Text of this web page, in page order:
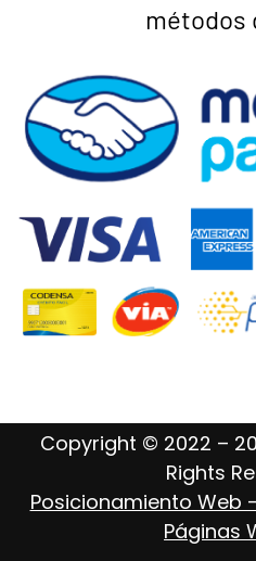
métodos
Copyright © 2022 –
Rights
Posicionamiento Web
Páginas